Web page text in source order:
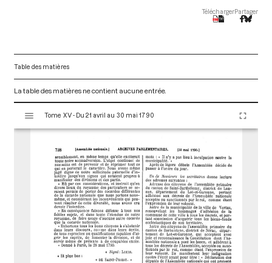
TéléchargerPartager
Table des matières
La table des matières ne contient aucune entrée.
s
Tome XV - Du 21 avril au 30 mai 1790